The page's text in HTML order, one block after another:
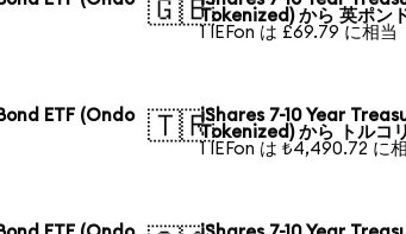
🇬🇧Tokenized) から 英ポン
1 IEFon は £69.79 に相当
ETF (Ondo
🇹🇷iShares 7-10 Year
Tokenized) から トルコ
1 IEFon は ₺4,490.72 に